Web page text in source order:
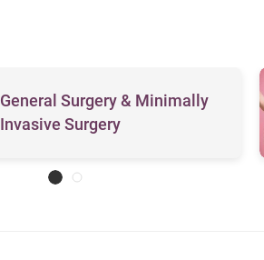
General Surgery & Minimally
Invasive Surgery